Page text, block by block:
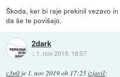
Škoda, ker bi raje prekinil vezavo
da še te povišajo.
2dark
:: 1. nov 2019, 18:57
c3p0 je 1. nov 2019 ob 17:25izjavil: